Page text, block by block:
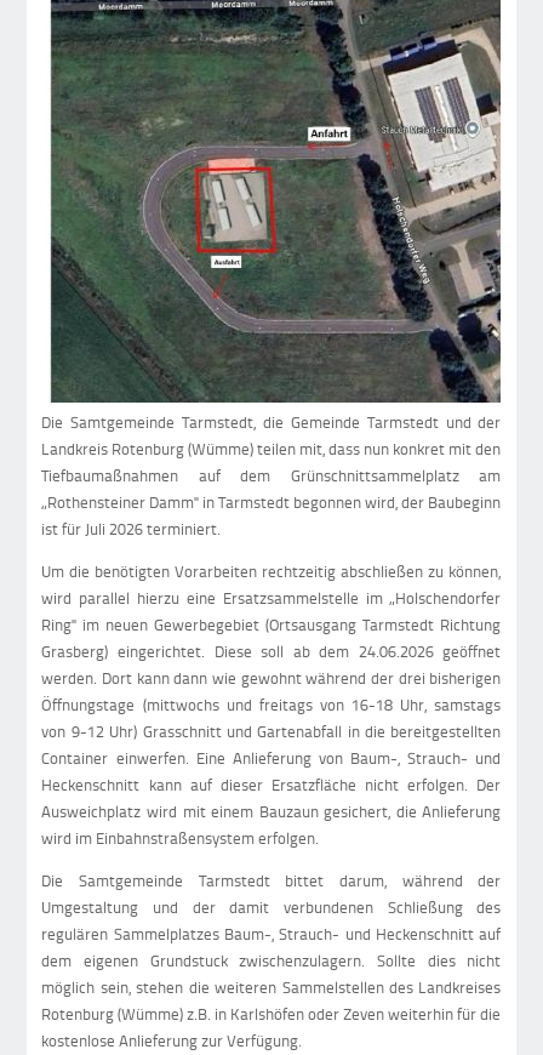
Die Samtgemeinde Tarmstedt, die Gemeinde Tarmstedt und der
Landkreis Rotenburg (Wümme) teilen mit, dass nun konkret mit den
Tiefbaumaßnahmen auf dem Grünschnittsammelplatz am
„Rothensteiner Damm" in Tarmstedt begonnen wird, der Baubeginn
ist für Juli 2026 terminiert.
Um die benötigten Vorarbeiten rechtzeitig abschließen zu können,
wird parallel hierzu eine Ersatzsammelstelle im „Holschendorfer
Ring" im neuen Gewerbegebiet (Ortsausgang Tarmstedt Richtung
Grasberg) eingerichtet. Diese soll ab dem 24.06.2026 geöffnet
werden. Dort kann dann wie gewohnt während der drei bisherigen
Öffnungstage (mittwochs und freitags von 16-18 Uhr, samstags
von 9-12 Uhr) Grasschnitt und Gartenabfall in die bereitgestellten
Container einwerfen. Eine Anlieferung von Baum-, Strauch- und
Heckenschnitt kann auf dieser Ersatzfläche nicht erfolgen. Der
Ausweichplatz wird mit einem Bauzaun gesichert, die Anlieferung
wird im Einbahnstraßensystem erfolgen.
Die Samtgemeinde Tarmstedt bittet darum, während der
Umgestaltung und der damit verbundenen Schließung des
regulären Sammelplatzes Baum-, Strauch- und Heckenschnitt auf
dem eigenen Grundstuck zwischenzulagern. Sollte dies nicht
möglich sein, stehen die weiteren Sammelstellen des Landkreises
Rotenburg (Wümme) z.B. in Karlshöfen oder Zeven weiterhin für die
kostenlose Anlieferung zur Verfügung.